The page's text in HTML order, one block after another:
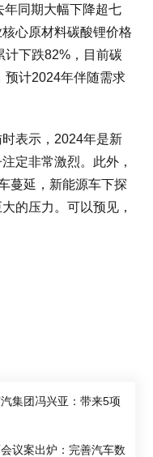
年同期大幅下降超七
心原材料碳酸锂价格
计下跌82%，目前碳
预计2024年伴随需求
表示，2024年是新
定非常激烈。此外，
蔓延，新能源车下探
的压力。可以预见，
集团冯兴亚：带来5项
议案出炉：完善汽车数